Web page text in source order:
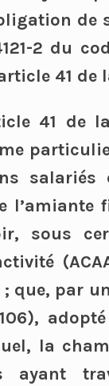
de
2 du
41 de
41 de
salariés
sous
par
la
ayant